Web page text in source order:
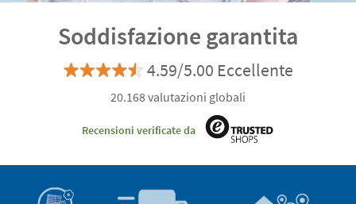
Soddisfazione garantita
4.59/5.00 Eccellente
20.168 valutazioni globali
Recensioni verificate da